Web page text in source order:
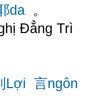
da 。
Đẳng Trì
Lợi 言ngôn